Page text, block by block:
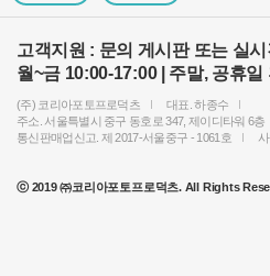
2024 레오포토 부산 세미나
토키나 주관 국제 필터 사진
고객지원 : 문의 게시판 또는 실
월~금 10:00-17:00 | 주말, 공휴일
(주) 코리아포토프로덕츠
대표. 하종수
주소. 서울특별시 중구 동호로 347, 제이디타워 6층
통신판매업신고. 제 2017-서울중구 - 1061호
ⓒ 2019 ㈜코리아포토프로덕츠. All Rights